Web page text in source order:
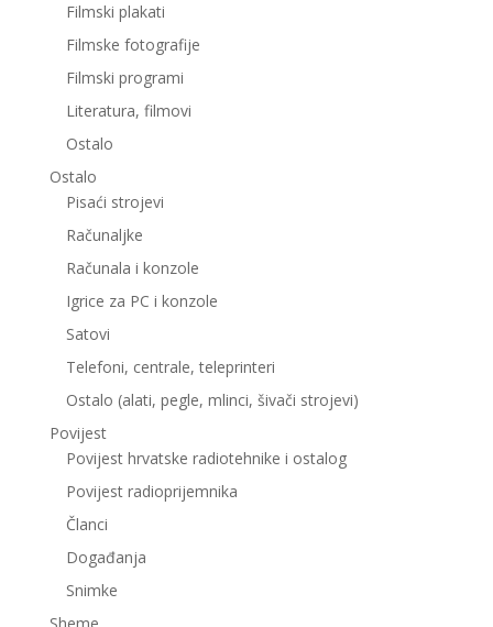
Filmski plakati
Filmske fotografije
Filmski programi
Literatura, filmovi
Ostalo
Ostalo
Pisaći strojevi
Računaljke
Računala i konzole
Igrice za PC i konzole
Satovi
Telefoni, centrale, teleprinteri
Ostalo (alati, pegle, mlinci, šivači strojevi)
Povijest
Povijest hrvatske radiotehnike i ostalog
Povijest radioprijemnika
Članci
Događanja
Snimke